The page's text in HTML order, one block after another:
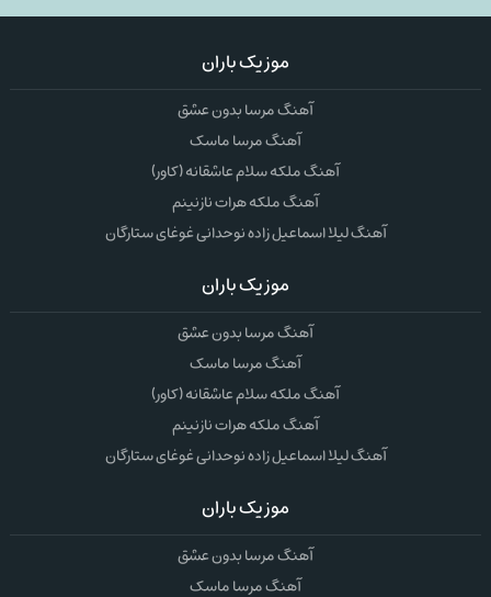
موزیک باران
آهنگ مرسا بدون عشق
آهنگ مرسا ماسک
آهنگ ملکه سلام عاشقانه (کاور)
آهنگ ملکه هرات نازنینم
آهنگ لیلا اسماعیل زاده نوحدانی غوغای ستارگان
موزیک باران
آهنگ مرسا بدون عشق
آهنگ مرسا ماسک
آهنگ ملکه سلام عاشقانه (کاور)
آهنگ ملکه هرات نازنینم
آهنگ لیلا اسماعیل زاده نوحدانی غوغای ستارگان
موزیک باران
آهنگ مرسا بدون عشق
آهنگ مرسا ماسک